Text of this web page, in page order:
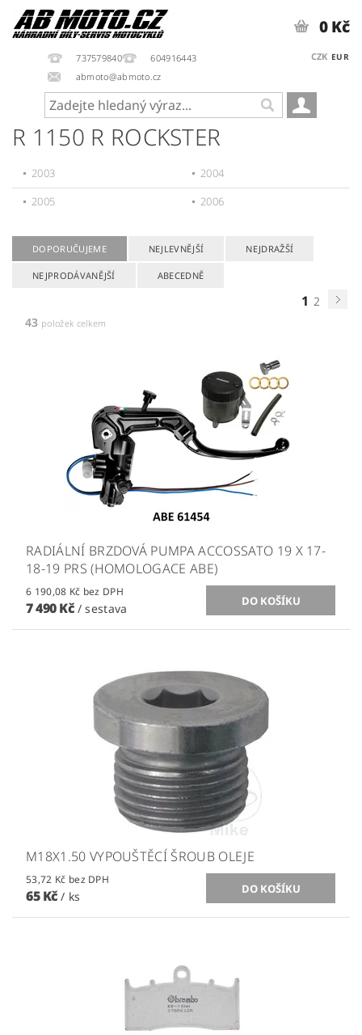
737579840
604916443
abmoto@abmoto.cz
CZK EUR
0 Kč
R 1150 R ROCKSTER
2003
2004
2005
2006
DOPORUČUJEME NEJLEVNĚJŠÍ NEJDRAŽŠÍ
NEJPRODÁVANĚJŠÍ ABECEDNĚ
1 2
43 položek celkem
RADIÁLNÍ BRZDOVÁ PUMPA ACCOSSATO 19 X 17-
18-19 PRS (HOMOLOGACE ABE)
6 190,08 Kč bez DPH
7 490 Kč / sestava
M18X1.50 VYPOUŠTĚCÍ ŠROUB OLEJE
53,72 Kč bez DPH
65 Kč/ ks